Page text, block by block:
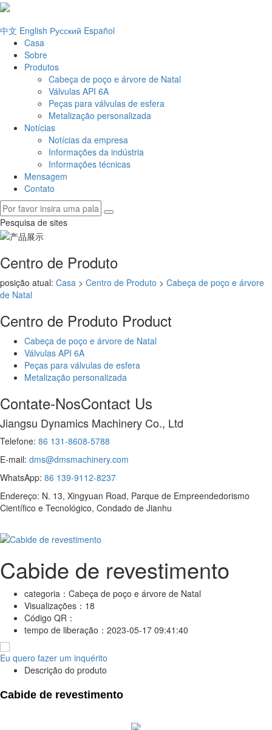
中文 English Русский Español
Casa
Sobre
Produtos
Cabeça de poço e árvore de Natal
Válvulas API 6A
Peças para válvulas de esfera
Metalização personalizada
Notícias
Notícias da empresa
Informações da indústria
Informações técnicas
Mensagem
Contato
Pesquisa de sites
Centro de Produto
posição atual: Casa > Centro de Produto > Cabeça de poço e árvore
de Natal
Centro de Produto Product
Cabeça de poço e árvore de Natal
Válvulas API 6A
Peças para válvulas de esfera
Metalização personalizada
Contate-NosContact Us
Jiangsu Dynamics Machinery Co., Ltd
Telefone: 86 131-8608-5788
E-mail: dms@dmsmachinery.com
WhatsApp: 86 139-9112-8237
Endereço: N. 13, Xingyuan Road, Parque de Empreendedorismo
Científico e Tecnológico, Condado de Jianhu
Cabide de revestimento
categoria： Cabeça de poço e árvore de Natal
Visualizações： 18
Código QR：
tempo de liberação： 2023-05-17 09:41:40
Eu quero fazer um inquérito
Descrição do produto
Cabide de revestimento